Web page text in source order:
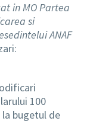
in MO Partea
si
ANAF
100
bugetul de